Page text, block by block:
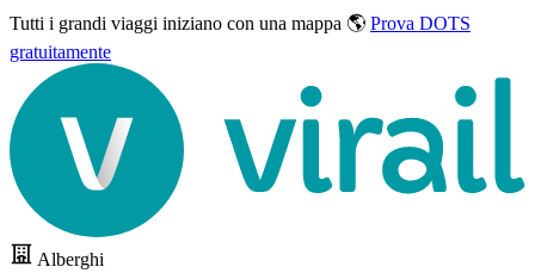
Tutti i grandi viaggi iniziano con una mappa 🌎 Prova DOTS
gratuitamente
Alberghi